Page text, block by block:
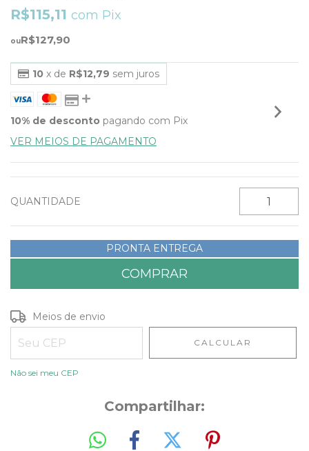
R$127,90
R$115,11 com Pix
10 x de R$12,79 sem juros
10% de desconto pagando com Pix
VER MEIOS DE PAGAMENTO
QUANTIDADE
PRONTA ENTREGA
Entregas para o CEP:
Meios de envio
CALCULAR
Não sei meu CEP
Compartilhar: